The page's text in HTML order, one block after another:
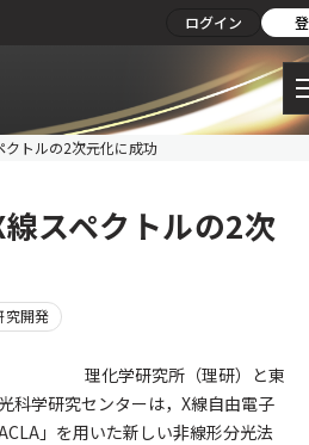
ログイン
クトルの2次元化に成功
スペクトルの2次
究開発
理化学研究所（理研）と東
科学研究センターは，X線自由電子
」を用いた新しい非線形分光法